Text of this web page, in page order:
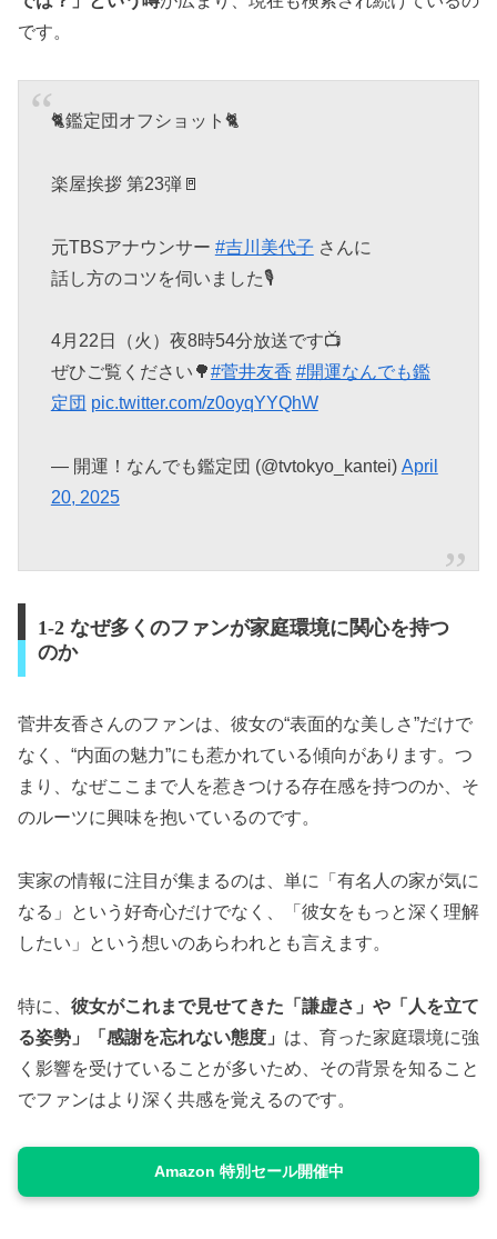
です。
🐈鑑定団オフショット🐈
楽屋挨拶 第23弾🚪
元TBSアナウンサー #吉川美代子 さんに
話し方のコツを伺いました🎙️
4月22日（火）夜8時54分放送です📺
ぜひご覧ください🌳#菅井友香 #開運なんでも鑑
定団 pic.twitter.com/z0oyqYYQhW
— 開運！なんでも鑑定団 (@tvtokyo_kantei) April
20, 2025
1-2 なぜ多くのファンが家庭環境に関心を持つ
のか
菅井友香さんのファンは、彼女の“表面的な美しさ”だけで
なく、“内面の魅力”にも惹かれている傾向があります。つ
まり、なぜここまで人を惹きつける存在感を持つのか、そ
のルーツに興味を抱いているのです。
実家の情報に注目が集まるのは、単に「有名人の家が気に
なる」という好奇心だけでなく、「彼女をもっと深く理解
したい」という想いのあらわれとも言えます。
特に、 彼女がこれまで見せてきた「謙虚さ」や「人を立て
る姿勢」「感謝を忘れない態度」 は、育った家庭環境に強
く影響を受けていることが多いため、その背景を知ること
でファンはより深く共感を覚えるのです。
Amazon 特別セール開催中